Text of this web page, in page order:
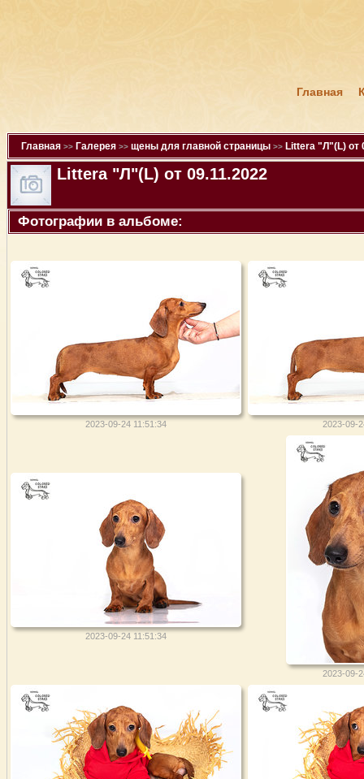
Главная
Главная >> Галерея >> щены для главной страницы >> Littera "Л"(L) от
Littera "Л"(L) от 09.11.2022
Фотографии в альбоме:
2023-09-24 11:51:34 2023-09-
2023-09-24 11:51:34
2023-09-